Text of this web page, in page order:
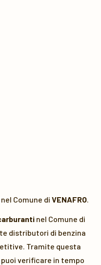
nel Comune di VENAFRO.
nel Comune di
distributori di benzina
Tramite questa
verificare in tempo